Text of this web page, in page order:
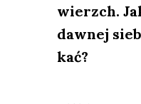
wierzch.
daw­nej
kać?